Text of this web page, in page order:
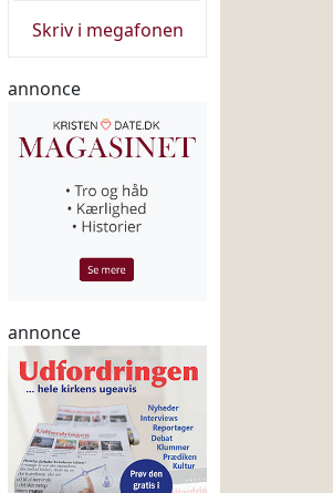
Skriv i megafonen
annonce
annonce